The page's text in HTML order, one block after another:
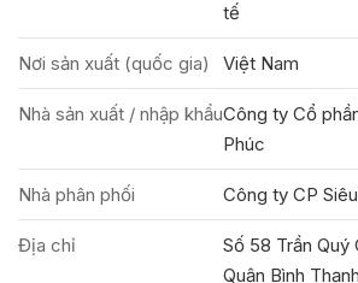
tế
Nơi sản xuất (quốc gia) Việt Nam
Nhà sản xuất / nhập khẩuCông ty Cổ
Phúc
Nhà phân phối Công ty CP
Địa chỉ
Số 58 Trần Quý
Quận Bình